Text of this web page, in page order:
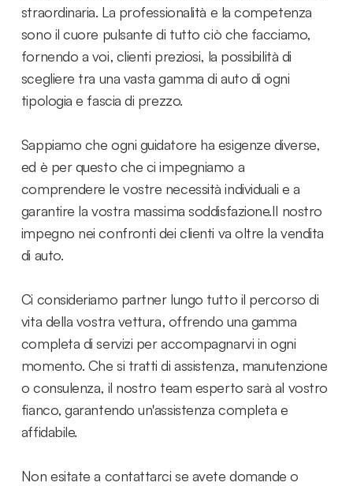
straordinaria. La professionalità e la competenza
sono il cuore pulsante di tutto ciò che facciamo,
fornendo a voi, clienti preziosi, la possibilità di
scegliere tra una vasta gamma di auto di ogni
tipologia e fascia di prezzo.
Sappiamo che ogni guidatore ha esigenze diverse,
ed è per questo che ci impegniamo a
comprendere le vostre necessità individuali e a
garantire la vostra massima soddisfazione.Il nostro
impegno nei confronti dei clienti va oltre la vendita
di auto.
Ci consideriamo partner lungo tutto il percorso di
vita della vostra vettura, offrendo una gamma
completa di servizi per accompagnarvi in ogni
momento. Che si tratti di assistenza, manutenzione
o consulenza, il nostro team esperto sarà al vostro
fianco, garantendo un'assistenza completa e
affidabile.
Non esitate a contattarci se avete domande o